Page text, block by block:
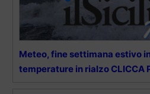
Meteo, fine settimana estivo
temperature in rialzo CLICCA